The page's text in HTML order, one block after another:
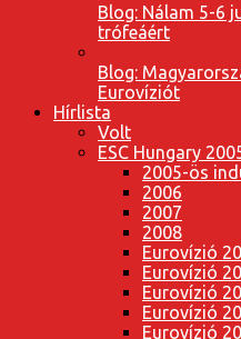
Blog: Nálam 5-6
trófeáért
Blog:
Eurovíziót
Hírlista
Volt
ESC Hungary
2005-ös
2006
2007
2008
Eurovízió
Eurovízió
Eurovízió
Eurovízió
Eurovízió